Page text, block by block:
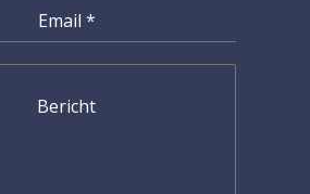
Email *
Bericht